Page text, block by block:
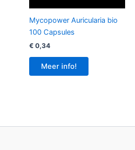
Mycopower Auricularia bio
100 Capsules
€ 0,34
Meer info!